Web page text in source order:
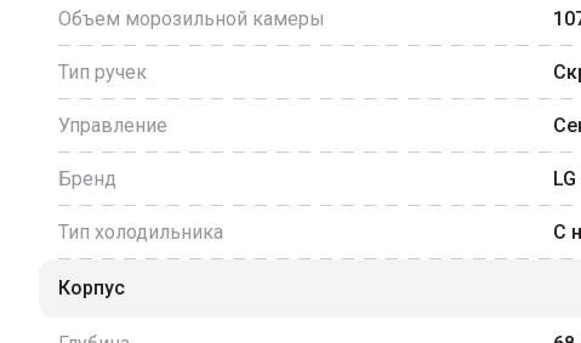
Объем морозильной камеры
Тип ручек
Управление
Бренд LG
Тип холодильника С
Корпус